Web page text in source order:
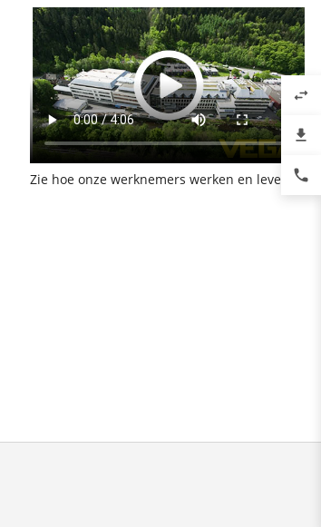
Zie hoe onze werknemers werken en leven.
swap_horiz
file_download
phone